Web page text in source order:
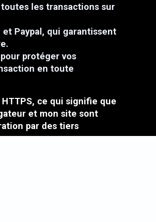
les transactions sur
Paypal, qui garantissent
protéger vos
en toute
ce qui signifie que
et mon site sont
par des tiers